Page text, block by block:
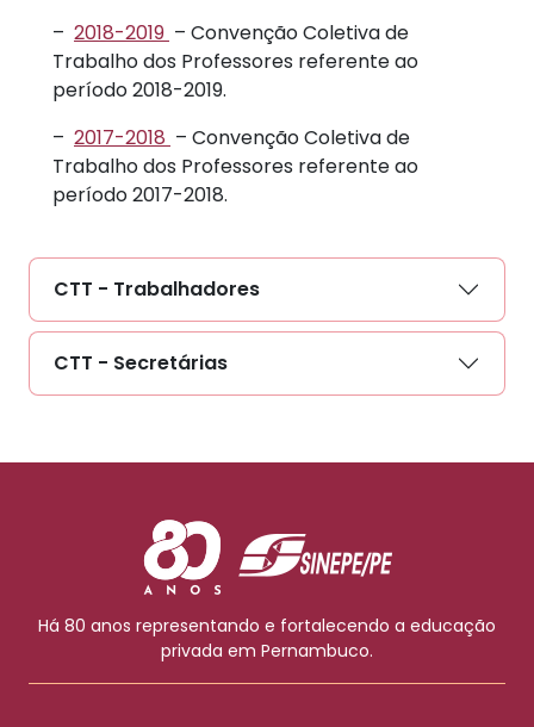
– 2018-2019 – Convenção Coletiva de
Trabalho dos Professores referente ao
período 2018-2019.
– 2017-2018 – Convenção Coletiva de
Trabalho dos Professores referente ao
período 2017-2018.
CTT - Trabalhadores
CTT - Secretárias
Há 80 anos representando e fortalecendo a educação
privada em Pernambuco.